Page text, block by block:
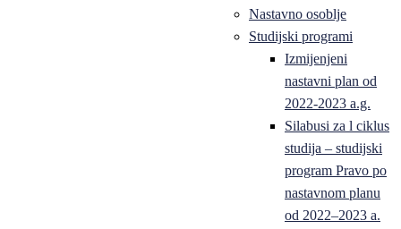
Nastavno osoblje
Studijski programi
Izmijenjeni
nastavni plan od
2022-2023 a.g.
Silabusi za l ciklus
studija – studijski
program Pravo po
nastavnom planu
od 2022–2023 a.